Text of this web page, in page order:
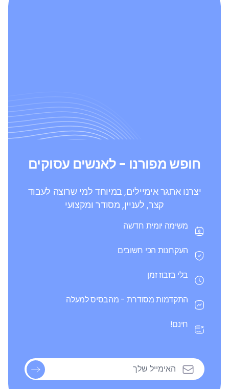
חופש מפורנו - לאנשים עסוקים
יצרנו אתגר אימיילים, במיוחד למי שרוצה לעבוד
קצר, לעניין, מסודר ומקצועי
משימה יומית חדשה
העקרונות הכי חשובים
בלי בזבוז זמן
התקדמות מסודרת - מהבסיס למעלה
חינם!